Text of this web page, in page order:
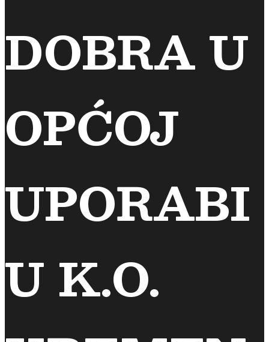
DOBRA U
OPĆOJ
UPORABI
U K.O.